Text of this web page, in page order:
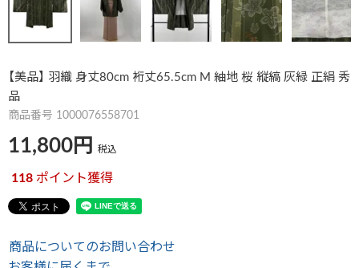
【美品】 羽織 身丈80cm 裄丈65.5cm M 紬地 桜 縦縞 灰緑 正絹 秀
品
商品番号 1000076558701
11,800 税込
118 ポイント獲得
商品についてのお問い合わせ